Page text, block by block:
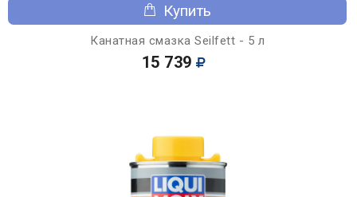
Купить
Канатная смазка Seilfett - 5 л
15 739